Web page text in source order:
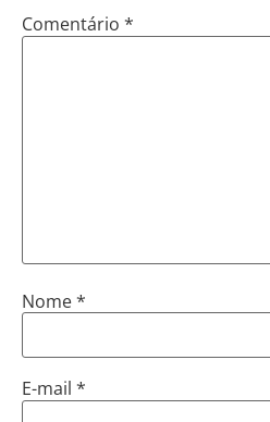
Comentário *
Nome*
E-mail *